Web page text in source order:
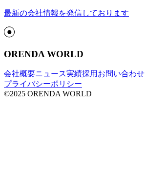
最新の会社情報を発信しております
ORENDA WORLD
会社概要ニュース実績採用 お問い合わせ
プライバシーポリシー
©2025 ORENDA WORLD